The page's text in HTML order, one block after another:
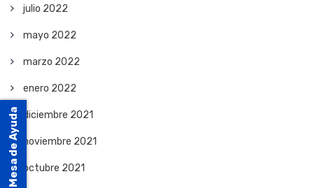
julio 2022
mayo 2022
marzo 2022
enero 2022
diciembre 2021
noviembre 2021
octubre 2021
Mesa de Ayuda